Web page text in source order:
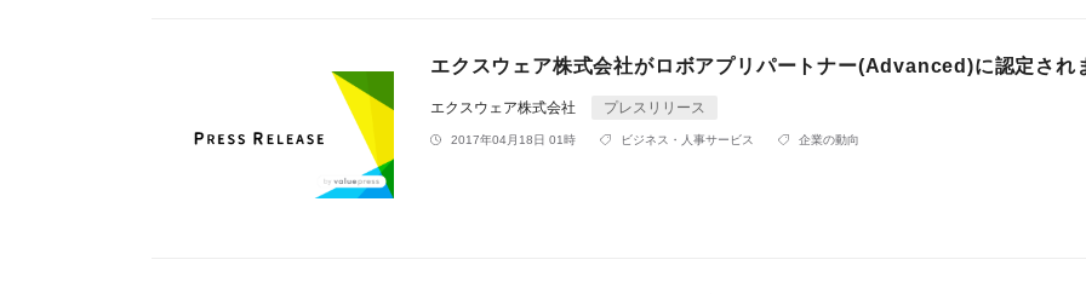
エクスウェア株式会社がロボアプリパートナー(Advanced)に認定され
エクスウェア株式会社 プレスリリース
2017年04月18日 01時 ビジネス・人事サービス 企業の動向